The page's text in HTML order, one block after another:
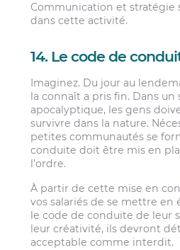
Communication et stratégie
dans cette activité.
14. Le code de
Imaginez. Du jour au
la connaît a pris fin. Dans un
apocalyptique, les gens
survivre dans la nature.
petites communautés se
conduite doit être mis en
l’ordre.
À partir de cette mise en
vos salariés de se mettre en
le code de conduite de leur
leur créativité, ils devront
acceptable comme interdit.